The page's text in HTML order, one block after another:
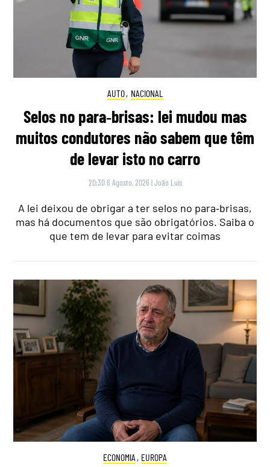
AUTO, NACIONAL
Selos no para‑brisas: lei mudou mas
muitos condutores não sabem que têm
de levar isto no carro
20:30 6 Agosto, 2026 |João Luís
A lei deixou de obrigar a ter selos no para‑brisas,
mas há documentos que são obrigatórios. Saiba o
que tem de levar para evitar coimas
ECONOMIA , EUROPA